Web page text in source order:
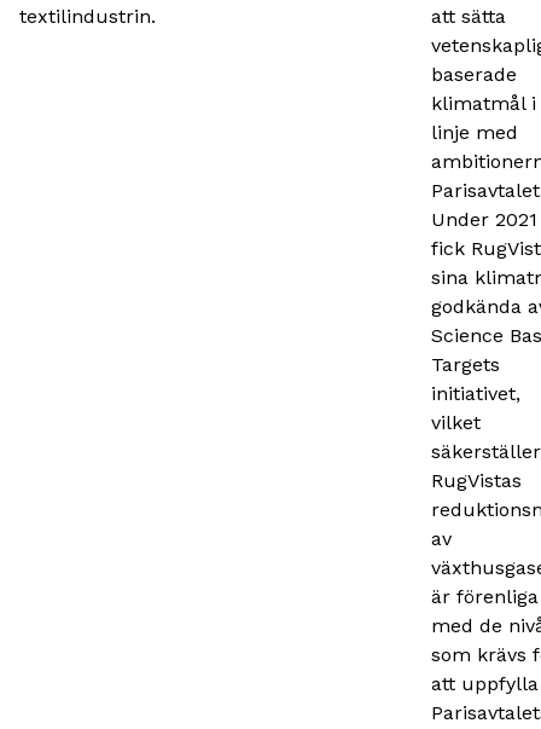
textilindustrin.
att sätta
baserade
klimatmål i
linje med
Under 2021
fick
sina
godkända
Science
Targets
initiativet,
vilket
RugVistas
av
är förenliga
med de
som krävs
att uppfylla